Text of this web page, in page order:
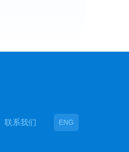
联系我们 ENG